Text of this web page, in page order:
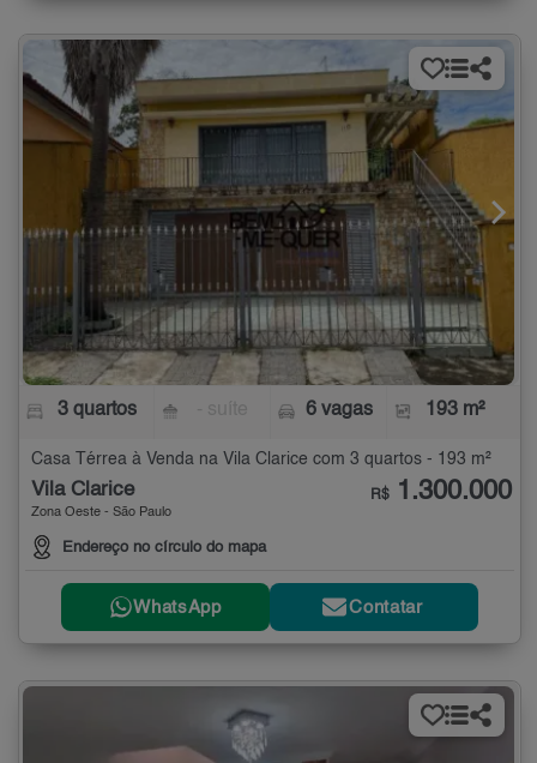
3 quartos 6 vagas 193 m²
Casa Térrea à Venda na Vila Clarice com 3 quartos - 193 m²
Vila Clarice
Zona Oeste - São Paulo
Endereço no círculo do mapa
R$ 1.300.000
WhatsApp Contatar